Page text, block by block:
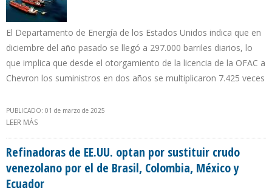
El Departamento de Energía de los Estados Unidos indica que en
diciembre del año pasado se llegó a 297.000 barriles diarios, lo
que implica que desde el otorgamiento de la licencia de la OFAC a
Chevron los suministros en dos años se multiplicaron 7.425 veces
PUBLICADO: 01 de marzo de 2025
LEER MÁS
Refinadoras de EE.UU. optan por sustituir crudo
venezolano por el de Brasil, Colombia, México y
Ecuador